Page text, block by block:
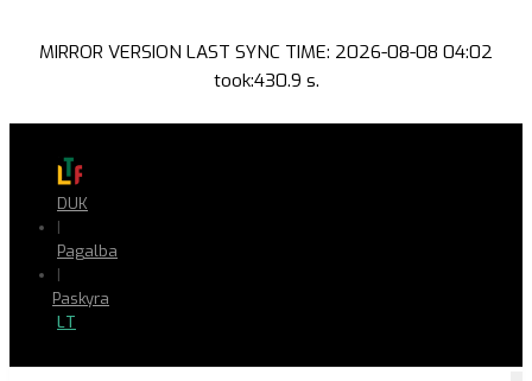
MIRROR VERSION LAST SYNC TIME: 2026-08-08 04:02
took:430.9 s.
DUK
|
Pagalba
|
Paskyra
LT